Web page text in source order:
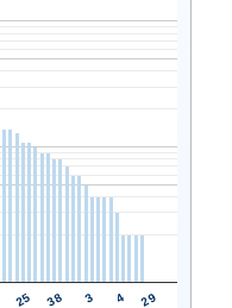
25 38 3 4 29